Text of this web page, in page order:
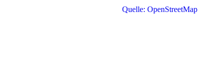
Quelle: OpenStreetMap